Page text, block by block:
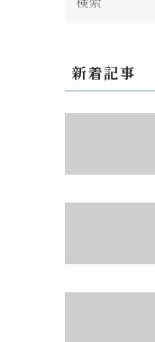
新着記事